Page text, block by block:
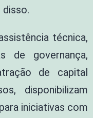
técnica,
de governança,
de capital
disponibilizam
iniciativas com